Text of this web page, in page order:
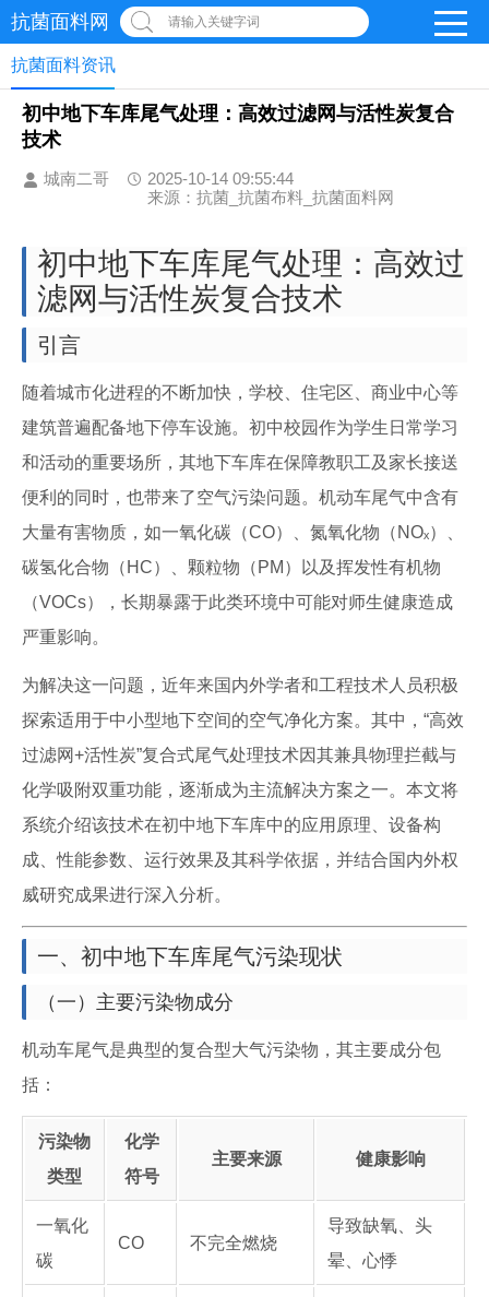
抗菌面料网 请输入关键字词
抗菌面料资讯
初中地下车库尾气处理：高效过滤网与活性炭复合
技术
城南二哥
2025-10-14 09:55:44
来源：抗菌_抗菌布料_抗菌面料网
初中地下车库尾气处理：高效过
滤网与活性炭复合技术
引言
随着城市化进程的不断加快，学校、住宅区、商业中心等
建筑普遍配备地下停车设施。初中校园作为学生日常学习
和活动的重要场所，其地下车库在保障教职工及家长接送
便利的同时，也带来了空气污染问题。机动车尾气中含有
大量有害物质，如一氧化碳（CO）、氮氧化物（NOₓ）、
碳氢化合物（HC）、颗粒物（PM）以及挥发性有机物
（VOCs），长期暴露于此类环境中可能对师生健康造成
严重影响。
为解决这一问题，近年来国内外学者和工程技术人员积极
探索适用于中小型地下空间的空气净化方案。其中，“高效
过滤网+活性炭”复合式尾气处理技术因其兼具物理拦截与
化学吸附双重功能，逐渐成为主流解决方案之一。本文将
系统介绍该技术在初中地下车库中的应用原理、设备构
成、性能参数、运行效果及其科学依据，并结合国内外权
威研究成果进行深入分析。
一、初中地下车库尾气污染现状
（一）主要污染物成分
机动车尾气是典型的复合型大气污染物，其主要成分包
括：
污染物
类型
化学
符号
主要来源 健康影响
一氧化
碳
CO 不完全燃烧
导致缺氧、头
晕、心悸